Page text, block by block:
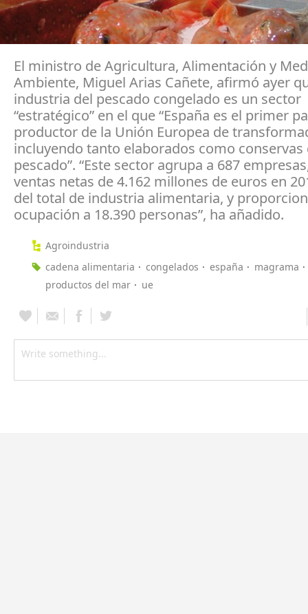
El ministro de Agricultura, Alimentación y
Ambiente, Miguel Arias Cañete, afirmó ayer
industria del pescado congelado es un sector
“estratégico” en el que “España es el primer
productor de la Unión Europea de
incluyendo tanto elaborados como conservas
pescado”. “Este sector agrupa a 687
ventas netas de 4.162 millones de euros en
del total de industria alimentaria, y
ocupación a 18.390 personas”, ha añadido.
Agroindustria
cadena alimentaria
congelados españa
magrama
productos del mar
ue